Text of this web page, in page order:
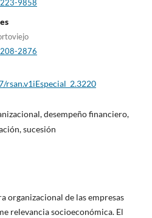
9858
2876
desempeño financiero,
sucesión
organizacional de las empresas
relevancia socioeconómica. El